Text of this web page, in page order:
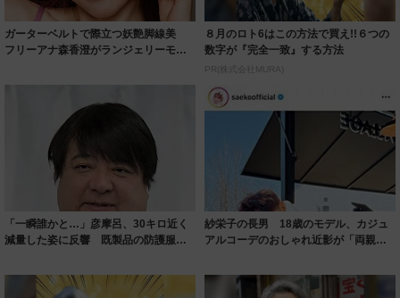
ガーターベルトで際立つ妖艶脚線美
フリーアナ森香澄がランジェリーモデ
８月のロト6はこの方法で買え!!６つの
数字が『完全一致』する方法
PR(株式会社MURA)
「一瞬誰かと…」彦摩呂、30キロ近く
減量した姿に反響 既製品の防護服が
紗栄子の長男 18歳のモデル、カジュ
アルコーデのおしゃれ近影が「両親の